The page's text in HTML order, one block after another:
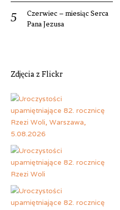
Czerwiec – miesiąc Serca
Pana Jezusa
Zdjęcia z Flickr